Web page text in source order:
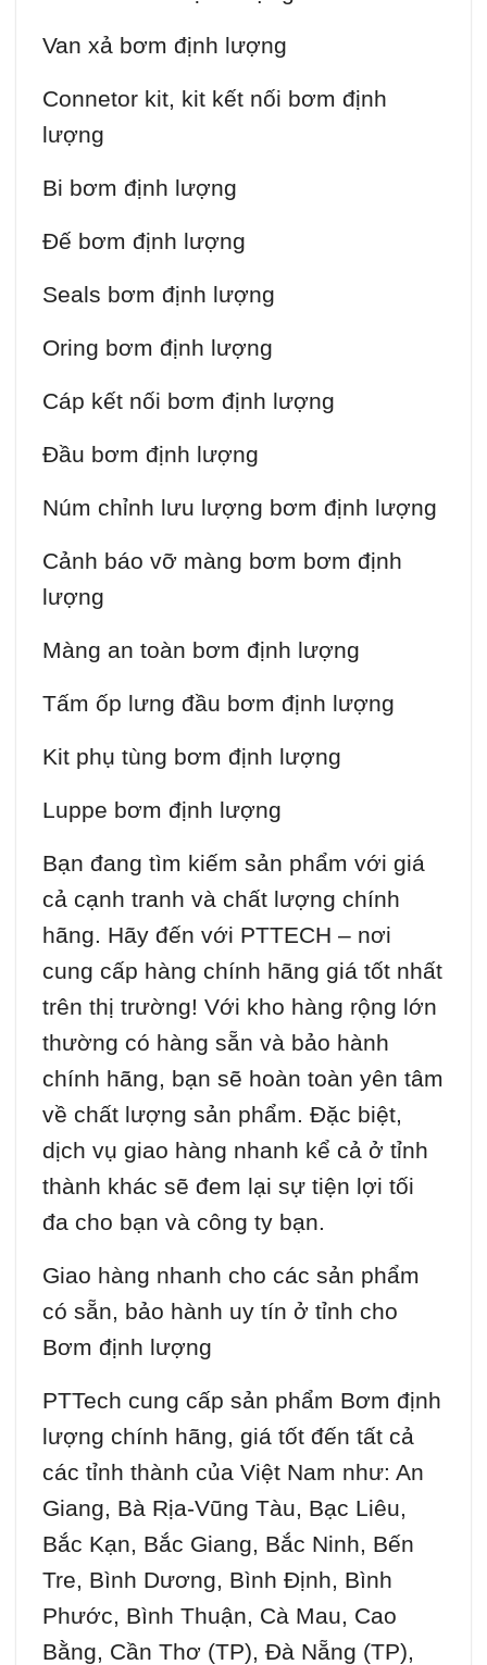
Van xả bơm định lượng
Connetor kit, kit kết nối bơm định
lượng
Bi bơm định lượng
Đế bơm định lượng
Seals bơm định lượng
Oring bơm định lượng
Cáp kết nối bơm định lượng
Đầu bơm định lượng
Núm chỉnh lưu lượng bơm định lượng
Cảnh báo vỡ màng bơm bơm định
lượng
Màng an toàn bơm định lượng
Tấm ốp lưng đầu bơm định lượng
Kit phụ tùng bơm định lượng
Luppe bơm định lượng
Bạn đang tìm kiếm sản phẩm với giá
cả cạnh tranh và chất lượng chính
hãng. Hãy đến với PTTECH – nơi
cung cấp hàng chính hãng giá tốt nhất
trên thị trường! Với kho hàng rộng lớn
thường có hàng sẵn và bảo hành
chính hãng, bạn sẽ hoàn toàn yên tâm
về chất lượng sản phẩm. Đặc biệt,
dịch vụ giao hàng nhanh kể cả ở tỉnh
thành khác sẽ đem lại sự tiện lợi tối
đa cho bạn và công ty bạn.
Giao hàng nhanh cho các sản phẩm
có sẵn, bảo hành uy tín ở tỉnh cho
Bơm định lượng
PTTech cung cấp sản phẩm Bơm định
lượng chính hãng, giá tốt đến tất cả
các tỉnh thành của Việt Nam như: An
Giang, Bà Rịa-Vũng Tàu, Bạc Liêu,
Bắc Kạn, Bắc Giang, Bắc Ninh, Bến
Tre, Bình Dương, Bình Định, Bình
Phước, Bình Thuận, Cà Mau, Cao
Bằng, Cần Thơ (TP), Đà Nẵng (TP),